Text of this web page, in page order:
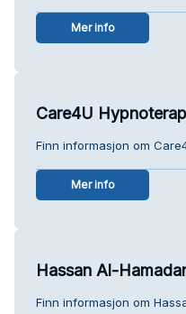
Mer info
Care4U
Finn informasjon om
Mer info
Hassan Al-
Finn informasjon om